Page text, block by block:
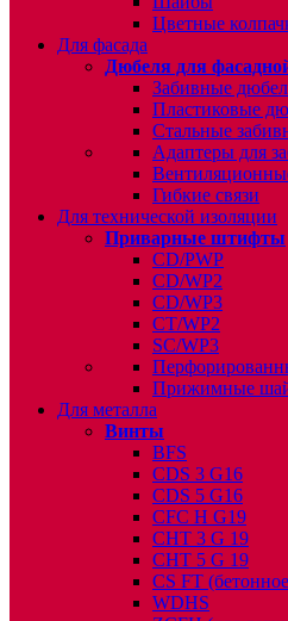
Цветные
Для фасада
Дюбеля для
Забивные
Пластиковые
Стальные
Адаптеры для
Гибкие связи
Для технической изоляции
Приварные штифты
CD/PWP
CD/WP2
CD/WP3
CT/WP2
SC/WP3
Прижимные
Для металла
Винты
BFS
CDS 3 G16
CDS 5 G16
CFC H G19
CHT 3 G 19
CHT 5 G 19
CS FT
WDHS